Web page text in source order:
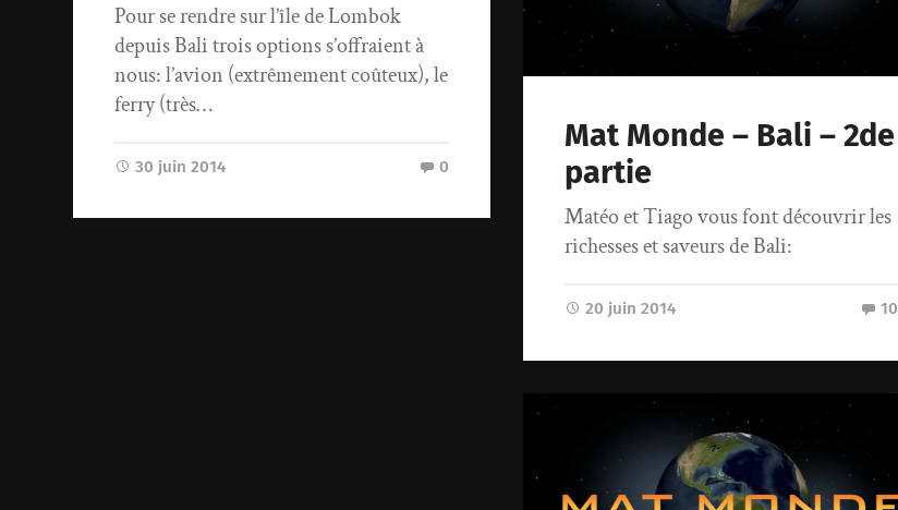
Pour se rendre sur l’île de Lombok
depuis Bali trois options s’offraient à
nous: l’avion (extrêmement coûteux), le
ferry (très…
30 juin 2014 0
Mat Monde – Bali – 2de
partie
Matéo et Tiago vous font découvrir les
richesses et saveurs de Bali:
20 juin 2014 10